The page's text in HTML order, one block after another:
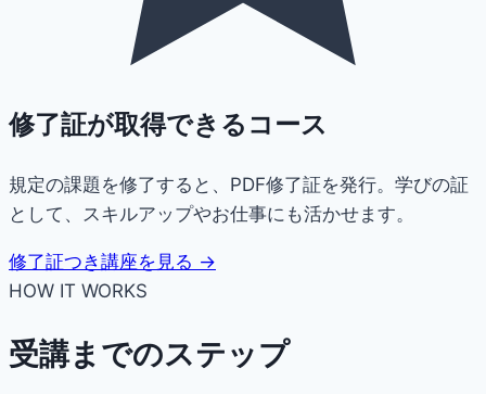
修了証が取得できるコース
規定の課題を修了すると、PDF修了証を発行。学びの証
として、スキルアップやお仕事にも活かせます。
修了証つき講座を見る →
HOW IT WORKS
受講までのステップ